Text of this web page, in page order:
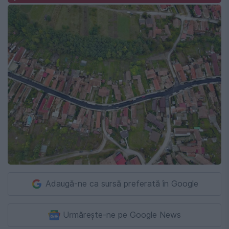
Adaugă-ne ca sursă preferată în Google
Urmărește-ne pe Google News